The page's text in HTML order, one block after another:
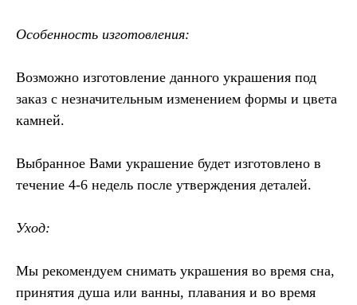
Особенность изготовления:
Возможно изготовление данного украшения под
заказ с незначительным изменением формы и цвета
камней.
Выбранное Вами украшение будет изготовлено в
течение 4-6 недель после утверждения деталей.
Уход:
Мы рекомендуем снимать украшения во время сна,
принятия душа или ванны, плавания и во время